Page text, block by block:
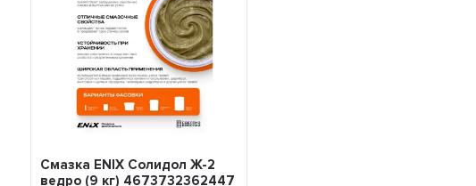
Смазка ENIX Солидол Ж-2
ведро (9 кг) 4673732362447